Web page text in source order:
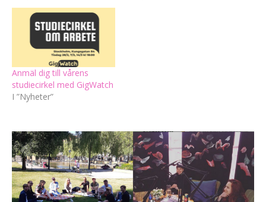
Anmäl dig till vårens
studiecirkel med GigWatch
I ”Nyheter”